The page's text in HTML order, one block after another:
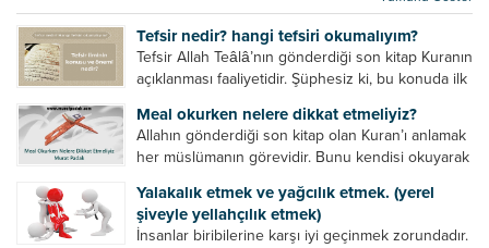
Tefsir nedir? hangi tefsiri okumalıyım?
Tefsir Allah Teâlâ’nın gönderdiği son kitap Kuranın
açıklanması faaliyetidir. Şüphesiz ki, bu konuda ilk
ayetleri peygamber efendimize soruyor. O da
bunları izah ediyor/tefsir ediyordu. “Biz sana...
Meal okurken nelere dikkat etmeliyiz?
Allahın gönderdiği son kitap olan Kuran’ı anlamak
her müslümanın görevidir. Bunu kendisi okuyarak
yollarla anlamaya çalışmalıdır. Meal nedir? Arapça
bir kelime olan meal;...
Yalakalık etmek ve yağcılık etmek. (yerel
şiveyle yellahçılık etmek)
İnsanlar biribilerine karşı iyi geçinmek zorundadır.